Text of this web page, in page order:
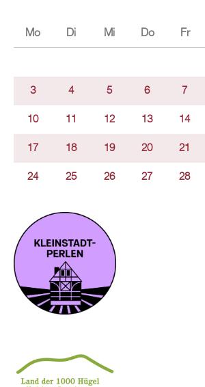
Mo Di Mi Do Fr
3 4 5 6 7
10 11 12 13 14
17 18 19 20 21
24 25 26 27 28